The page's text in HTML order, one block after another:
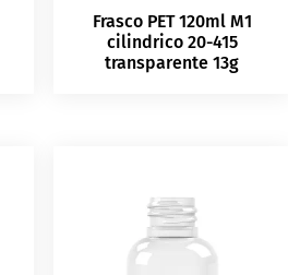
Frasco PET 120ml M1
cilindrico 20-415
transparente 13g